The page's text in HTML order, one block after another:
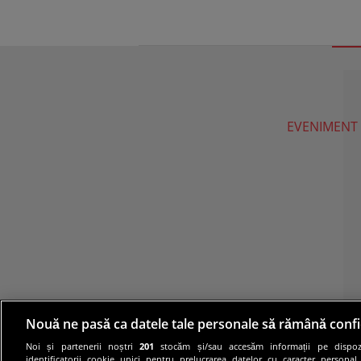
EVENIMENT
Nouă ne pasă ca datele tale personale să rămână
Noi și partenerii noștri201 stocăm și/sau accesăm informații pe